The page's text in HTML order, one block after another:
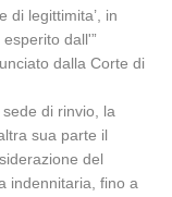
di legittimita’, in
dall'”
dalla Corte di
di rinvio, la
sua parte il
del
indennitaria, fino a